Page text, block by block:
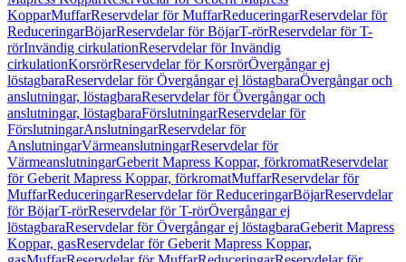
KopparMuffarReservdelar för MuffarReduceringarReservdelar för
ReduceringarBöjarReservdelar för BöjarT-rörReservdelar för T-
rörInvändig cirkulationReservdelar för Invändig
cirkulationKorsrörReservdelar för KorsrörÖvergångar ej
löstagbaraReservdelar för Övergångar ej löstagbaraÖvergångar och
anslutningar, löstagbaraReservdelar för Övergångar och
anslutningar, löstagbaraFörslutningarReservdelar för
FörslutningarAnslutningarReservdelar för
AnslutningarVärmeanslutningarReservdelar för
VärmeanslutningarGeberit Mapress Koppar, förkromatReservdelar
för Geberit Mapress Koppar, förkromatMuffarReservdelar för
MuffarReduceringarReservdelar för ReduceringarBöjarReservdelar
för BöjarT-rörReservdelar för T-rörÖvergångar ej
löstagbaraReservdelar för Övergångar ej löstagbaraGeberit Mapress
Koppar, gasReservdelar för Geberit Mapress Koppar,